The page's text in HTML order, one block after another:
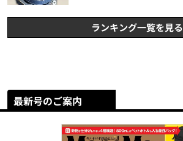
ランキング一覧を見る
最新号のご案内